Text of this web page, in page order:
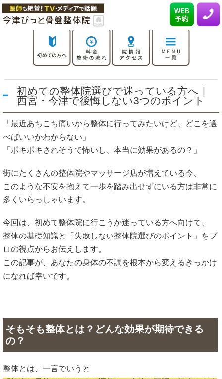
初めての整体院選びで迷っている方へ｜
西宮・今津で後悔しない3つのポイント
「最近あちこち痛いから整体に行ってみたいけど、どこを選
べばいいかわからない」
「ボキボキされそうで怖いし、本当に効果があるの？」
街にたくさんの整体院やマッサージ店が増えている今、
このような不安を抱えて一歩を踏み出せずにいる方は非常に
多くいらっしゃいます。
今回は、初めて整体院に行こうか迷っている方へ向けて、
整体の基礎知識と「失敗しない整体院選びのポイント」をプ
ロの視点からお伝えします。
この記事が、あなたの身体の不調を根本から変えるきっかけ
になれば幸いです。
そもそも整体とは？どんな効果が期待できる
の？
整体とは、一言でいうと